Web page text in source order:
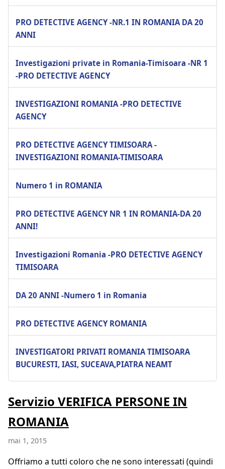
PRO DETECTIVE AGENCY -NR.1 IN ROMANIA DA 20
ANNI
Investigazioni private in Romania-Timisoara -NR 1
-PRO DETECTIVE AGENCY
INVESTIGAZIONI ROMANIA -PRO DETECTIVE
AGENCY
PRO DETECTIVE AGENCY TIMISOARA -
INVESTIGAZIONI ROMANIA-TIMISOARA
Numero 1 in ROMANIA
PRO DETECTIVE AGENCY NR 1 IN ROMANIA-DA 20
ANNI!
Investigazioni Romania -PRO DETECTIVE AGENCY
TIMISOARA
DA 20 ANNI -Numero 1 in Romania
PRO DETECTIVE AGENCY ROMANIA
INVESTIGATORI PRIVATI ROMANIA TIMISOARA
BUCURESTI, IASI, SUCEAVA,PIATRA NEAMT
Servizio VERIFICA PERSONE IN
ROMANIA
mai 1, 2015
Offriamo a tutti coloro che ne sono interessati (quindi